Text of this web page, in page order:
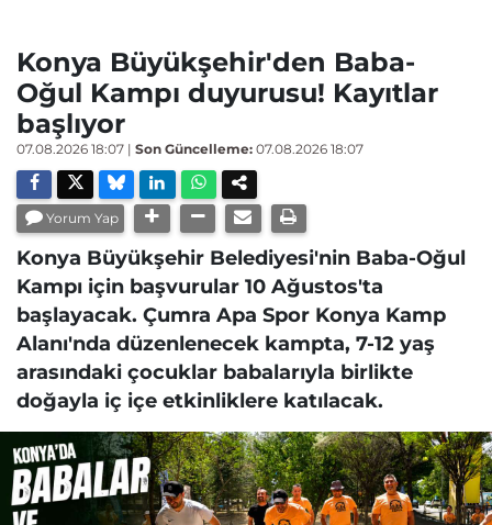
Konya Büyükşehir'den Baba-
Oğul Kampı duyurusu! Kayıtlar
başlıyor
07.08.2026 18:07 | Son Güncelleme: 07.08.2026 18:07
Yorum Yap
Konya Büyükşehir Belediyesi'nin Baba-Oğul
Kampı için başvurular 10 Ağustos'ta
başlayacak. Çumra Apa Spor Konya Kamp
Alanı'nda düzenlenecek kampta, 7-12 yaş
arasındaki çocuklar babalarıyla birlikte
doğayla iç içe etkinliklere katılacak.